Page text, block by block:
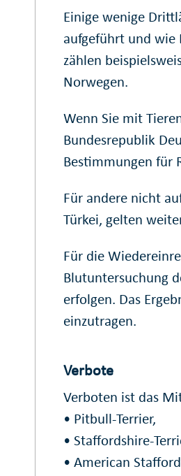
Einige wenige
aufgeführt und wie
zählen
Norwegen.
Wenn Sie mit
Bundesrepublik
Bestimmungen für
Für andere nicht
Türkei, gelten
Für die
Blutuntersuchung
erfolgen. Das
einzutragen.
Verbote
Verboten ist das
• Pitbull-Terrier,
• Staffordshire-
• American